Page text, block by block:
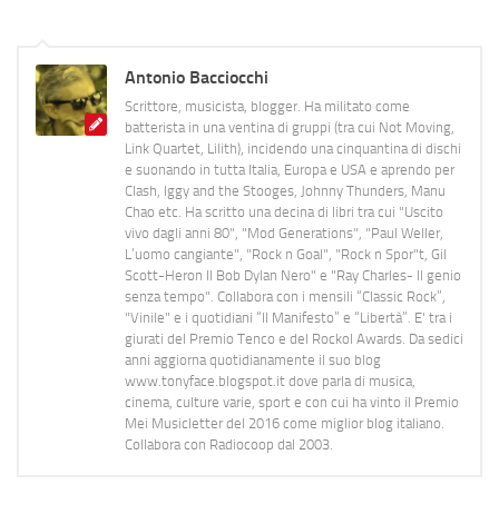
Antonio Bacciocchi
Scrittore, musicista, blogger. Ha militato come
batterista in una ventina di gruppi (tra cui Not Moving,
Link Quartet, Lilith), incidendo una cinquantina di dischi
e suonando in tutta Italia, Europa e USA e aprendo per
Clash, Iggy and the Stooges, Johnny Thunders, Manu
Chao etc. Ha scritto una decina di libri tra cui "Uscito
vivo dagli anni 80", "Mod Generations", "Paul Weller,
L’uomo cangiante", "Rock n Goal", "Rock n Spor"t, Gil
Scott-Heron Il Bob Dylan Nero" e "Ray Charles- Il genio
senza tempo". Collabora con i mensili “Classic Rock”,
"Vinile" e i quotidiani “Il Manifesto” e “Libertà”. E' tra i
giurati del Premio Tenco e del Rockol Awards. Da sedici
anni aggiorna quotidianamente il suo blog
www.tonyface.blogspot.it dove parla di musica,
cinema, culture varie, sport e con cui ha vinto il Premio
Mei Musicletter del 2016 come miglior blog italiano.
Collabora con Radiocoop dal 2003.